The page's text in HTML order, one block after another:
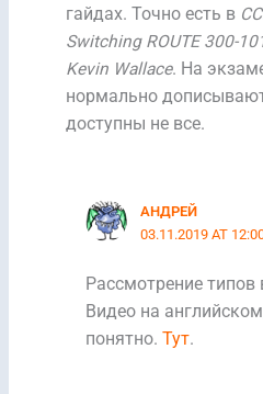
гайдах. Точно есть в
Switching ROUTE 300-
Kevin Wallace. На
нормально
доступны не все.
АНДРЕЙ
03.11.2019 AT
Рассмотрение
Видео на
понятно. Тут.